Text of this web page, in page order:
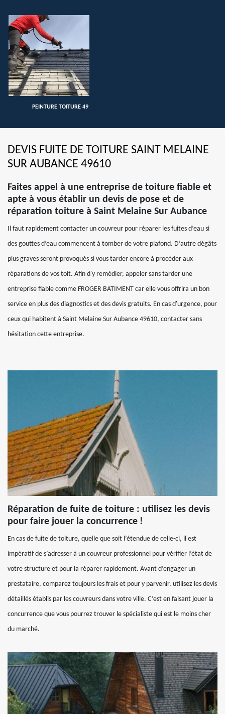
PEINTURE TOITURE 49
DEVIS FUITE DE TOITURE SAINT MELAINE
SUR AUBANCE 49610
Faites appel à une entreprise de toiture fiable et
apte à vous établir un devis de pose et de
réparation toiture à Saint Melaine Sur Aubance
Il faut rapidement contacter un couvreur pour réparer les fuites d’eau si
des gouttes d’eau commencent à tomber de votre plafond. D’autre dégâts
plus graves seront provoqués si vous tarder encore à procéder aux
réparations de vos toit. Afin d'y remédier, appeler sans tarder une
entreprise fiable comme FROGER BATIMENT car elle vous offrira un bon
service en plus des diagnostics et des devis gratuits. En cas d'urgence, pour
ceux qui habitent à Saint Melaine Sur Aubance 49610, contacter sans
hésitation cette entreprise.
Réparation de fuite de toiture : utilisez les devis
pour faire jouer la concurrence !
En cas de fuite de toiture, quelle que soit l’étendue de celle-ci, il est
impératif de s’adresser à un couvreur professionnel pour vérifier l’état de
votre structure et pour la réparer rapidement. Avant d’engager un
prestataire, comparez toujours les frais et pour y parvenir, utilisez les devis
détaillés établis par les couvreurs dans votre ville. C’est en faisant jouer la
concurrence que vous pourrez trouver le spécialiste qui est le moins cher
du marché.